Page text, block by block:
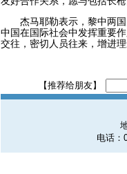
杰马耶勒表示，黎中两国
中国在国际社会中发挥重要
交往，密切人员往来，增进理
【推荐给朋友】
电话：